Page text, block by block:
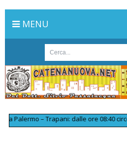
MENU
Palermo – Trapani: dalle ore 08:40